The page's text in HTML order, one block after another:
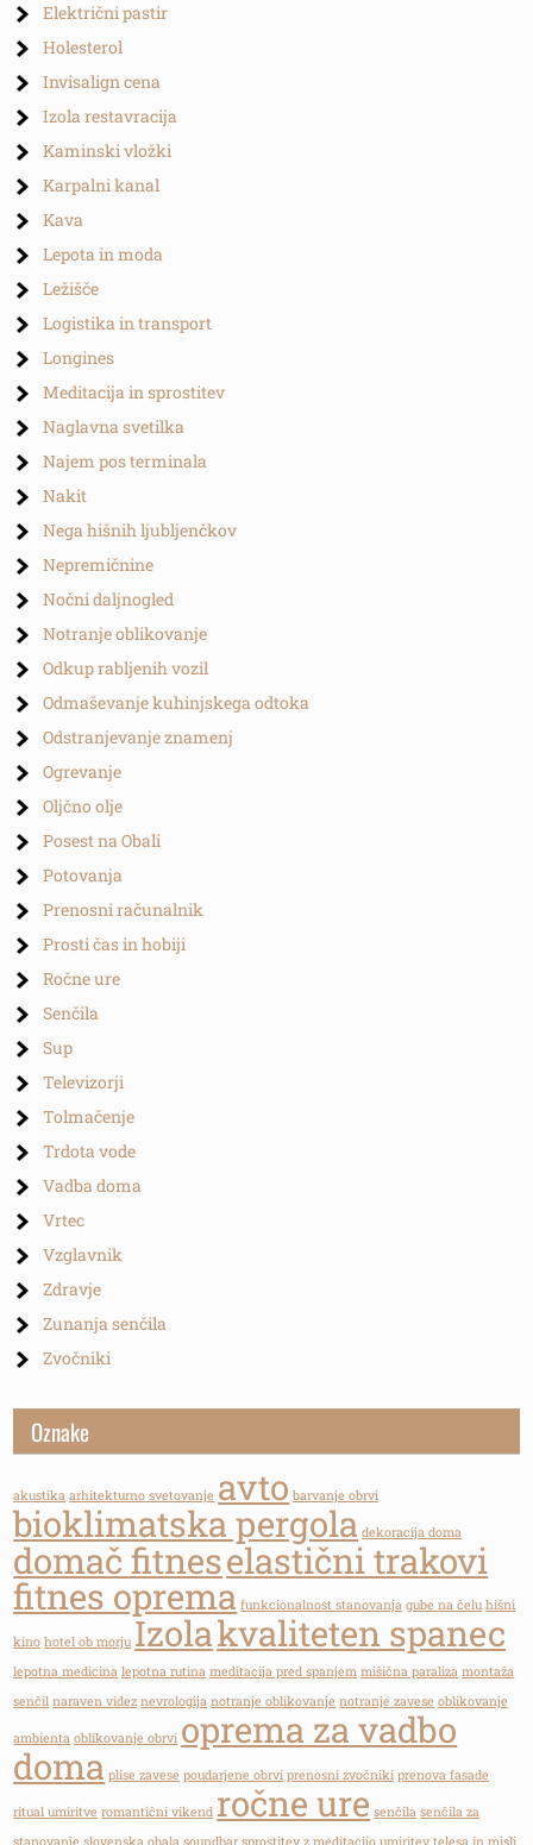
Električni pastir
Holesterol
Invisalign cena
Izola restavracija
Kaminski vložki
Karpalni kanal
Kava
Lepota in moda
Ležišče
Logistika in transport
Longines
Meditacija in sprostitev
Naglavna svetilka
Najem pos terminala
Nakit
Nega hišnih ljubljenčkov
Nepremičnine
Nočni daljnogled
Notranje oblikovanje
Odkup rabljenih vozil
Odmaševanje kuhinjskega odtoka
Odstranjevanje znamenj
Ogrevanje
Oljčno olje
Posest na Obali
Potovanja
Prenosni računalnik
Prosti čas in hobiji
Ročne ure
Senčila
Sup
Televizorji
Tolmačenje
Trdota vode
Vadba doma
Vrtec
Vzglavnik
Zdravje
Zunanja senčila
Zvočniki
Oznake
akustika arhitekturno svetovanje avto barvanje obrvi
bioklimatska pergola dekoracija doma
domač fitneselastični trakovi
fitnes oprema funkcionalnost stanovanja gube na čelu hišni
kino hotel ob morju Izolakvaliteten spanec
lepotna medicina lepotna rutina meditacija pred spanjem mišična paraliza montaža
senčil naraven videz nevrologija notranje oblikovanje notranje zavese oblikovanje
ambienta oblikovanje obrvi oprema za vadbo
doma plise zavese poudarjene obrvi prenosni zvočniki prenova fasade
ritual umiritve romantični vikend ročne ure senčila senčila za
stanovanje slovenska obala soundbar sprostitev z meditacijo umiritev telesa in misli